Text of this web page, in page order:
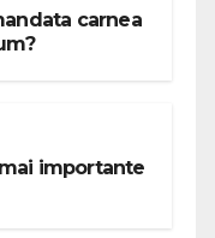
carnea
importante